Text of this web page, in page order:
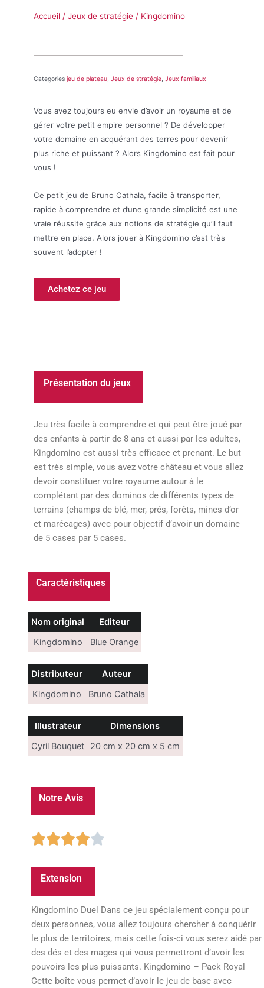
Accueil/ Jeux de stratégie / Kingdomino
Categories jeu de plateau, Jeux de stratégie, Jeux familiaux
Vous avez toujours eu envie d’avoir un royaume et de
gérer votre petit empire personnel ? De développer
votre domaine en acquérant des terres pour devenir
plus riche et puissant ? Alors Kingdomino est fait pour
vous !
Ce petit jeu de Bruno Cathala, facile à transporter,
rapide à comprendre et d’une grande simplicité est une
vraie réussite grâce aux notions de stratégie qu’il faut
mettre en place. Alors jouer à Kingdomino c’est très
souvent l’adopter !
Achetez ce jeu
Présentation du jeux
Jeu très facile à comprendre et qui peut être joué par
des enfants à partir de 8 ans et aussi par les adultes,
Kingdomino est aussi très efficace et prenant. Le but
est très simple, vous avez votre château et vous allez
devoir constituer votre royaume autour à le
complétant par des dominos de différents types de
terrains (champs de blé, mer, prés, forêts, mines d’or
et marécages) avec pour objectif d’avoir un domaine
de 5 cases par 5 cases.
Caractéristiques
Nom original
Editeur
Kingdomino
Blue Orange
Distributeur
Auteur
Kingdomino
Bruno Cathala
Illustrateur
Dimensions
Cyril Bouquet
20 cm x 20 cm x 5 cm
Notre Avis

Extension
Kingdomino Duel Dans ce jeu spécialement conçu pour
deux personnes, vous allez toujours chercher à conquérir
le plus de territoires, mais cette fois-ci vous serez aidé par
des dés et des mages qui vous permettront d’avoir les
pouvoirs les plus puissants. Kingdomino – Pack Royal
Cette boîte vous permet d’avoir le jeu de base avec